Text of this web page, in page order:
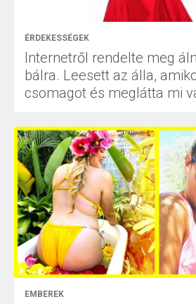
ÉRDEKESSÉGEK
Internetről rendelte meg
bálra. Leesett az álla,
csomagot és meglátta mi
EMBEREK